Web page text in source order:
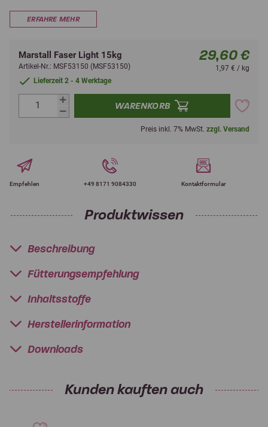
ERFAHRE MEHR
Marstall Faser Light 15kg
Artikel-Nr.: MSF53150 (MSF53150)
Lieferzeit 2 - 4 Werktage
29,60 €
1,97 € / kg
WARENKORB
Preis inkl. 7% MwSt. zzgl. Versand
Empfehlen +49 8171 9084330 Kontaktformular
Produktwissen
Beschreibung
Fütterungsempfehlung
Inhaltsstoffe
Herstellerinformation
Downloads
Kunden kauften auch